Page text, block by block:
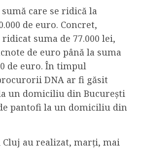
care se ridică la
de euro. Concret,
suma de 77.000 lei,
de euro până la suma
de euro. În timpul
DNA ar fi găsit
un domiciliu din București
pantofi la un domiciliu din
au realizat, marți, mai